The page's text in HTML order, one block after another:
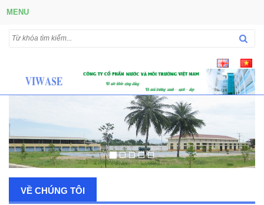
MENU
VỀ CHÚNG TÔI